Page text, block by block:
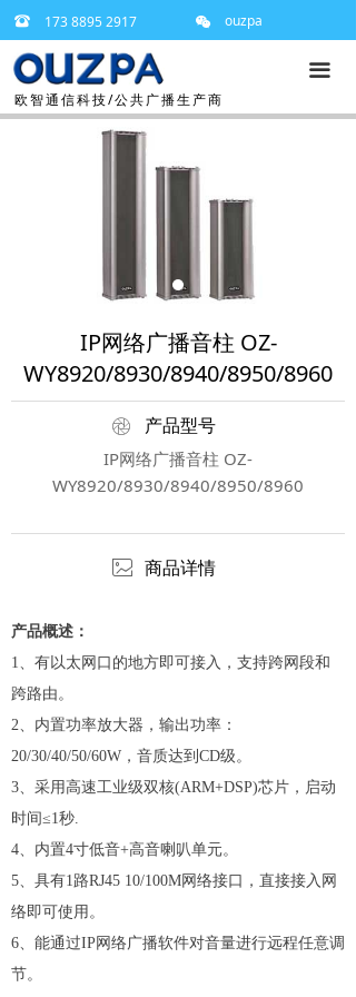
뀰 173 8895 2917 너 ouzpa
欧智通信科技/公共广播生产商
끀
IP网络广播音柱 OZ-
WY8920/8930/8940/8950/8960
产品型号
IP网络广播音柱 OZ-
WY8920/8930/8940/8950/8960
商品详情
产品概述：
1、有以太网口的地方即可接入，支持跨网段和
跨路由。
2、内置功率放大器，输出功率：
20/30/40/50/60W，音质达到CD级。
3、采用高速工业级双核(ARM+DSP)芯片，启动
时间≤1秒.
4、内置4寸低音+高音喇叭单元。
5、具有1路RJ45 10/100M网络接口，直接接入网
络即可使用。
6、能通过IP网络广播软件对音量进行远程任意调
节。
ꁵ
ꂈ